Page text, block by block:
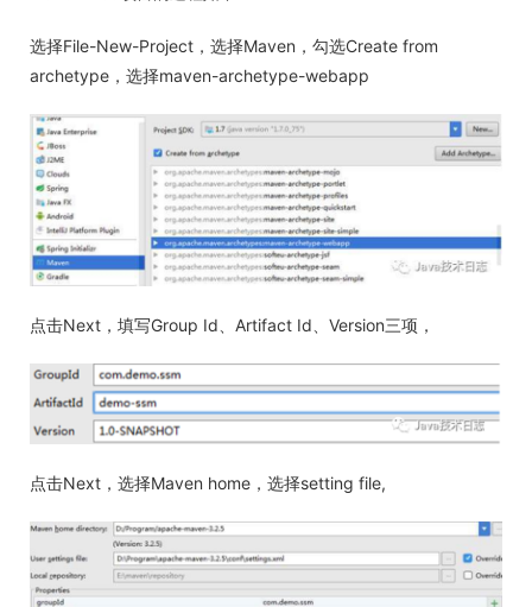
选择File-New-Project，选择Maven，勾选Create from
archetype，选择maven-archetype-webapp
点击Next，填写Group Id、Artifact Id、Version三项，
点击Next，选择Maven home，选择setting file,